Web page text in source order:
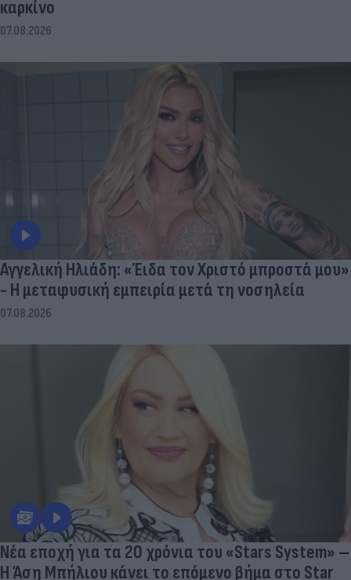
07.08.2026
Αγγελική Ηλιάδη: «Έιδα τον Χριστό μπροστά μου»
- Η μεταφυσική εμπειρία μετά τη νοσηλεία
07.08.2026
Νέα εποχή για τα 20 χρόνια του «Stars System» –
Η Άση Μπήλιου κάνει το επόμενο βήμα στο Star
07.08.2026